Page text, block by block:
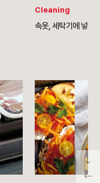
Cleaning
속옷, 세탁기에 넣지